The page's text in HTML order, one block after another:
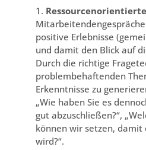
1.
positive Erlebnisse
und damit den Blick auf
Durch die richtige
problembehaftenden
Erkenntnisse zu
„Wie haben Sie es
gut abzuschließen?“,
können wir setzen, damit
wird?“.